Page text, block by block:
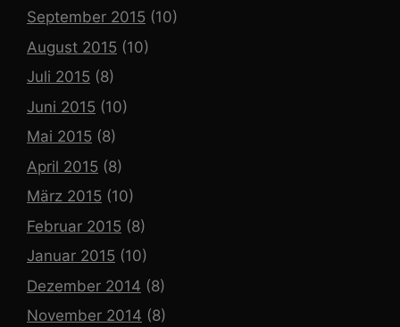
September 2015 (10)
August 2015 (10)
Juli 2015 (8)
Juni 2015 (10)
Mai 2015 (8)
April 2015 (8)
März 2015 (10)
Februar 2015 (8)
Januar 2015 (10)
Dezember 2014 (8)
November 2014 (8)